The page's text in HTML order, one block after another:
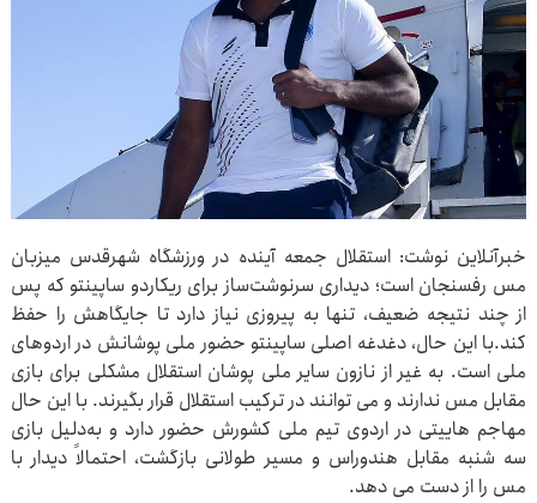
خبرآنلاین نوشت: استقلال جمعه آینده در ورزشگاه شهرقدس میزبان
مس رفسنجان است؛ دیداری سرنوشت‌ساز برای ریکاردو ساپینتو که پس
از چند نتیجه ضعیف، تنها به پیروزی نیاز دارد تا جایگاهش را حفظ
کند.با این حال، دغدغه اصلی ساپینتو حضور ملی پوشانش در اردوهای
ملی است. به غیر از نازون سایر ملی پوشان استقلال مشکلی برای بازی
مقابل مس ندارند و می توانند در ترکیب استقلال قرار بگیرند. با این حال
مهاجم هاییتی در اردوی تیم ملی کشورش حضور دارد و به‌دلیل بازی
سه شنبه مقابل هندوراس و مسیر طولانی بازگشت، احتمالاً دیدار با
مس را از دست می‌ دهد.